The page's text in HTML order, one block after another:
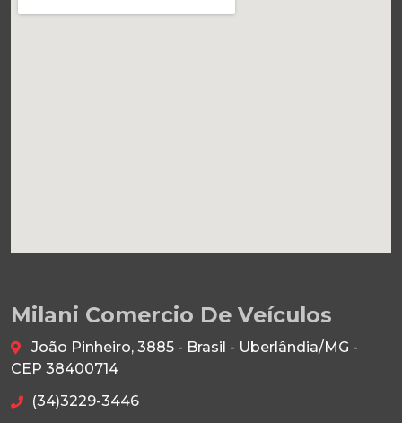
Milani Comercio De Veículos
João Pinheiro, 3885 - Brasil - Uberlândia/MG -
CEP 38400714
(34)3229-3446